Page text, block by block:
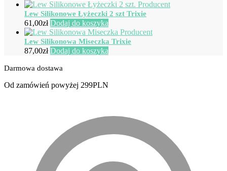
Lew Silikonowe Łyżeczki 2 szt Trixie
61,00zł Dodaj do koszyka
Lew Silikonowa Miseczka Trixie
87,00zł Dodaj do koszyka
Darmowa dostawa
Od zamówień powyżej 299PLN